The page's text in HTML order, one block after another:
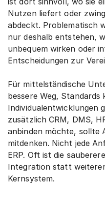
Nutzen liefert oder
abdeckt. Problematisch
nur deshalb entstehen,
unbequem wirken oder
Entscheidungen zur
Für mittelständische
bessere Weg,
Individualentwicklungen
zusätzlich CRM, DMS,
anbinden möchte,
mitdenken. Nicht jede
ERP. Oft ist die
Integration statt
Kernsystem.